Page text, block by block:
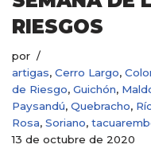
RIESGOS
por
artigas, Cerro Largo,
de Riesgo, Guichón,
Paysandú, Quebracho,
Rosa, Soriano,
13 de octubre de 2020